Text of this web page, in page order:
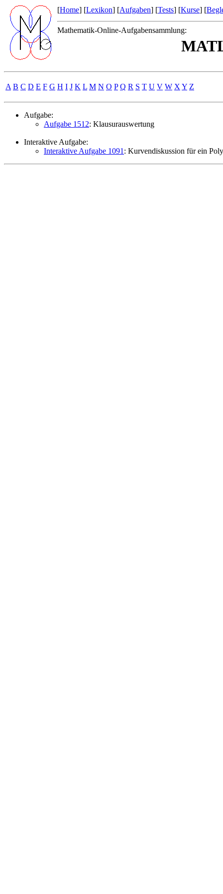
[Home] [Lexikon] [Aufgaben] [Tests] [Kurse] [
Mathematik-Online-Aufgabensammlung:
A B C D E F G H I J K L M N O P Q R S T U V W X Y Z
Aufgabe:
Aufgabe 1512: Klausurauswertung
Interaktive Aufgabe:
Interaktive Aufgabe 1091 : Kurvendiskussion für ein